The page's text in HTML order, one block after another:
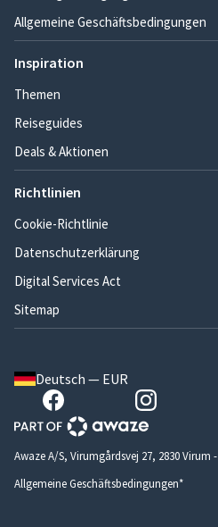
Allgemeine Geschäftsbedingungen
Inspiration
Themen
Reiseguides
Deals & Aktionen
Richtlinien
Cookie-Richtlinie
Datenschutzerklärung
Digital Services Act
Sitemap
Deutsch — EUR
Awaze A/S, Virumgårdsvej 27, 2830 Virum
Allgemeine Geschäftsbedingungen*